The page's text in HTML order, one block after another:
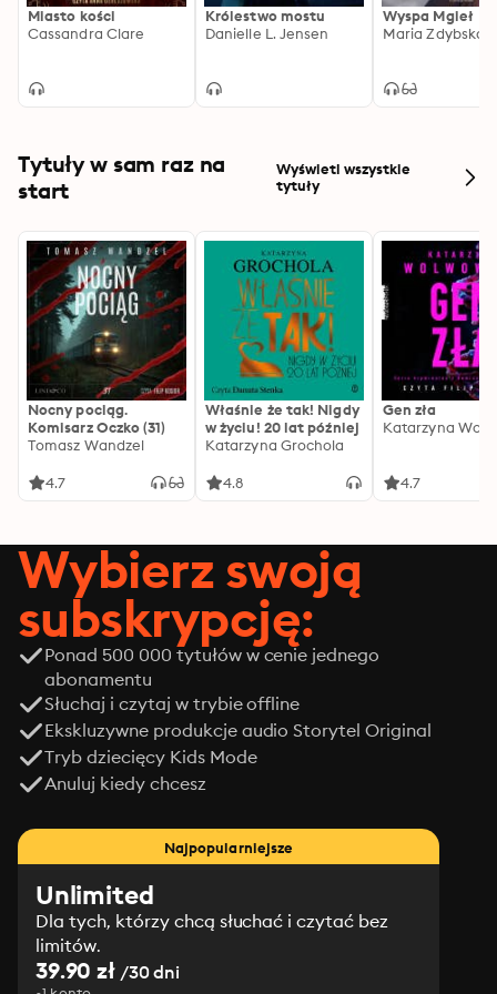
postarzał, ale na dodatek nie rozpoznaje nikogo ze
swoich bliskich. Czy będzie w stanie naprawdę wrócić
Oto rozdzierające serce wprowadzenie do nowej serii
Nocnych Łowców.
Miasto kości
Cassandra Clare
Królestwo mostu
Danielle L. Jensen
Wyspa Mgieł
Maria Zdybska
Tytuły w sam raz na
start
Wyświetl wszystkie
tytuły
Nocny pociąg.
Komisarz Oczko (31)
Tomasz Wandzel
4.7
Właśnie że tak! Nigdy
w życiu! 20 lat później
Katarzyna Grochola
4.8
Gen zła
Katarzyna
4.7
Wybierz swoją
subskrypcję:
Ponad 500 000 tytułów w cenie jednego
abonamentu
Słuchaj i czytaj w trybie offline
Ekskluzywne produkcje audio Storytel Original
Tryb dziecięcy Kids Mode
Anuluj kiedy chcesz
Najpopularniejsze
Unlimited
Dla tych, którzy chcą słuchać i czytać bez
limitów.
39.90 zł/30 dni